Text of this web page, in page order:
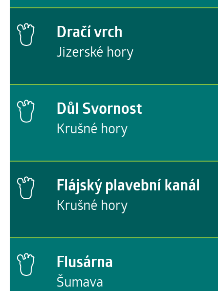
Dračí vrch
Jizerské hory
Důl Svornost
Krušné hory
Flájský plavební kanál
Krušné hory
Flusárna
Šumava